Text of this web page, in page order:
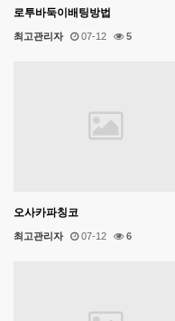
로투바둑이배팅방법
최고관리자 07-12 5
오사카파칭코
최고관리자 07-12 6